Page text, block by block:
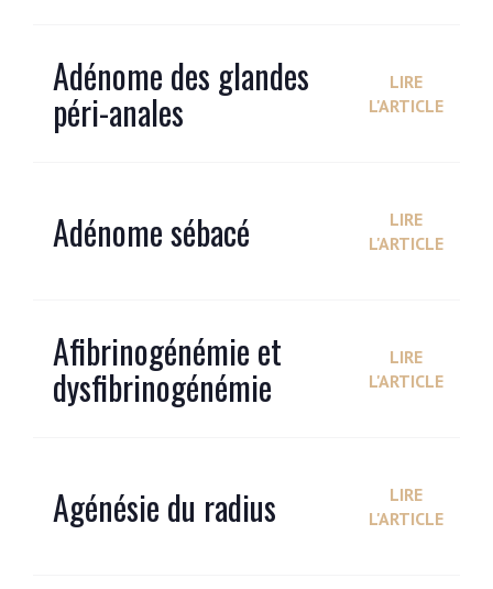
Adénome des glandes
péri-anales
LIRE
L'ARTICLE
Adénome sébacé
LIRE
L'ARTICLE
Afibrinogénémie et
dysfibrinogénémie
LIRE
L'ARTICLE
Agénésie du radius
LIRE
L'ARTICLE